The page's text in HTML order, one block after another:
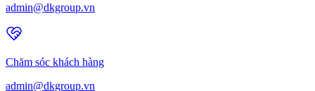
admin@dkgroup.vn
Chăm sóc khách hàng
admin@dkgroup.vn